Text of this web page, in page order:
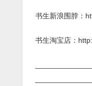
书生新浪围脖：
书生淘宝店：